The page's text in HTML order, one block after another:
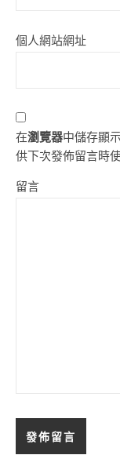
個人網站網址
在瀏覽器中儲存顯
供下次發佈留言時
留言